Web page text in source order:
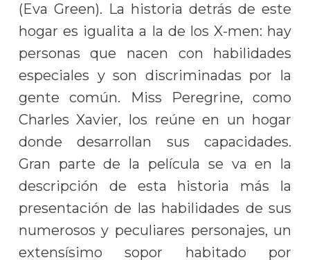
(Eva Green). La historia detrás de este
hogar es igualita a la de los X-men: hay
personas que nacen con habilidades
especiales y son discriminadas por la
gente común. Miss Peregrine, como
Charles Xavier, los reúne en un hogar
donde desarrollan sus capacidades.
Gran parte de la película se va en la
descripción de esta historia más la
presentación de las habilidades de sus
numerosos y peculiares personajes, un
extensísimo sopor habitado por